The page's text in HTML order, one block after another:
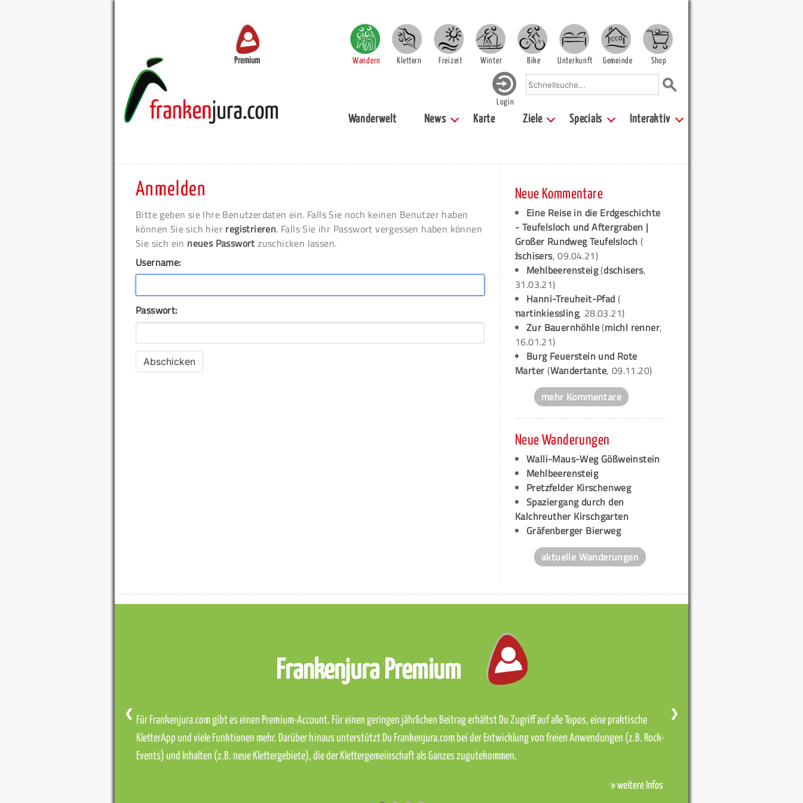
Premium Wandern Klettern Freizeit Winter Bike Unterkunft Gemeinde Shop
Login
Wanderwelt News Karte Ziele Specials Interaktiv
Anmelden
Bitte geben sie Ihre Benutzerdaten ein. Falls Sie noch keinen Benutzer haben
können Sie sich hier registrieren. Falls Sie ihr Passwort vergessen haben können
Sie sich ein neues Passwort zuschicken lassen.
Username:
Passwort:
Neue Kommentare
Eine Reise in die Erdgeschichte
- Teufelsloch und Aftergraben |
Großer Rundweg Teufelsloch (
dschisers, 09.04.21)
Mehlbeerensteig(dschisers,
31.03.21)
Hanni-Treuheit-Pfad (
martinkiessling, 28.03.21)
Zur Bauernhöhle(michl renner,
16.01.21)
Burg Feuerstein und Rote
Marter (Wandertante, 09.11.20)
mehr Kommentare
Neue Wanderungen
Walli-Maus-Weg Gößweinstein
Mehlbeerensteig
Pretzfelder Kirschenweg
Spaziergang durch den
Kalchreuther Kirschgarten
Gräfenberger Bierweg
aktuelle Wanderungen
Frankenjura Premium
Für Frankenjura.com gibt es einen Premium-Account. Für einen geringen jährlichen Beitrag erhältst Du Zugriff auf alle Topos, eine praktische
KletterApp und viele Funktionen mehr. Darüber hinaus unterstützt Du Frankenjura.com bei der Entwicklung von freien Anwendungen (z.B. Rock-
Events) und Inhalten (z.B. neue Klettergebiete), die der Klettergemeinschaft als Ganzes zugutekommen.
» weitere Infos
❮ ❯